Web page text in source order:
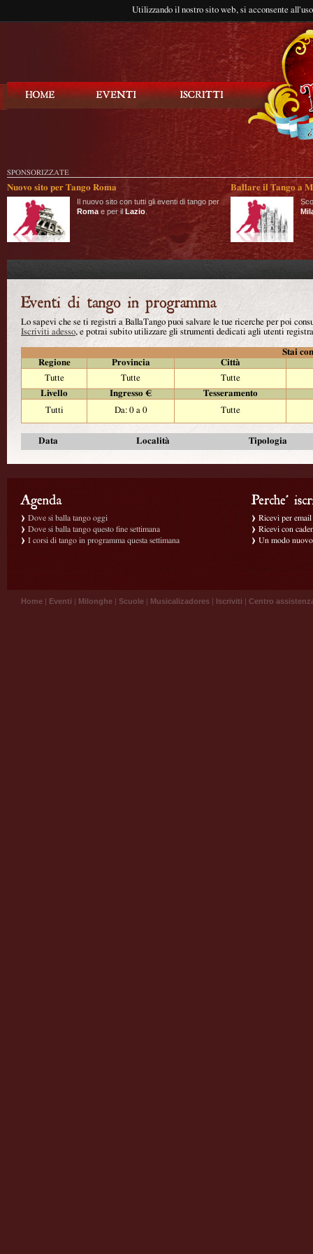
Utilizzando il nostro sito web, si acconsente
SPONSORIZZATE
Nuovo sito per Tango Roma
Il nuovo sito con tutti gli eventi di tango per
Roma e per il Lazio
Ballare il Tango a
Lo sapevi che se ti registri a BallaTango puoi salvare le tue ricerche per poi
Iscriviti adesso, e potrai subito utilizzare gli strumenti dedicati agli utenti
Stai
Regione
Provincia
Città
Tutte
Tutte
Tutte
Livello
Ingresso €
Tesseramento
Tutti
Da: 0 a 0 Tutte
Data Località Tipologia
Dove si balla tango oggi
Dove si balla tango questo fine settimana
I corsi di tango in programma questa settimana
Ricevi per
Ricevi con
Un modo
Home | Eventi | Milonghe | Scuole | Musicalizadores | Iscriviti | Centro